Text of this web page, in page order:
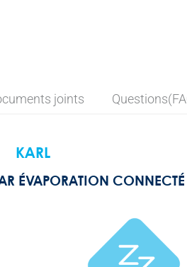
joints
KARL
ÉVAPORATION CONNECTÉ